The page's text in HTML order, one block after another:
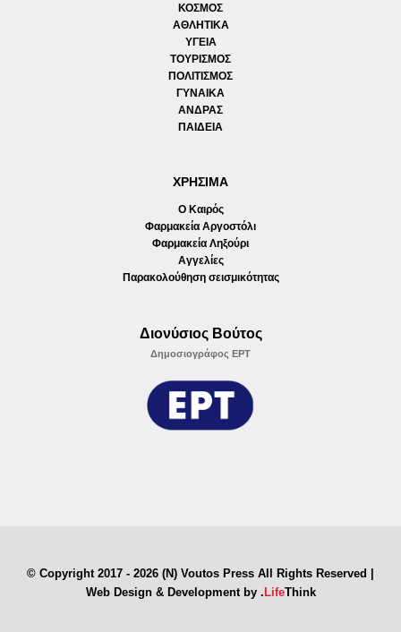
ΚΟΣΜΟΣ
ΑΘΛΗΤΙΚΑ
ΥΓΕΙΑ
ΤΟΥΡΙΣΜΟΣ
ΠΟΛΙΤΙΣΜΟΣ
ΓΥΝΑΙΚΑ
ΑΝΔΡΑΣ
ΠΑΙΔΕΙΑ
ΧΡΗΣΙΜΑ
Ο Καιρός
Φαρμακεία Αργοστόλι
Φαρμακεία Ληξούρι
Αγγελίες
Παρακολούθηση σεισμικότητας
Διονύσιος Βούτος
Δημοσιογράφος ΕΡΤ
© Copyright 2017 - 2026 (N) Voutos Press All Rights Reserved |
Web Design & Development by . LifeThink